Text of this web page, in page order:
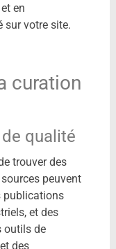
en
sur votre site.
curation
qualité
trouver des
peuvent
publications
et des
outils de
des